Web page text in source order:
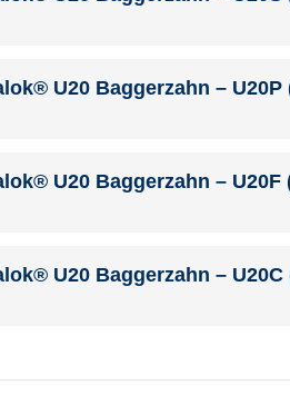
U20 Baggerzahn – U20P
U20 Baggerzahn – U20F
U20 Baggerzahn – U20C